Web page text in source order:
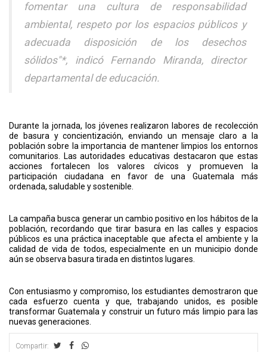
fomentar una cultura de responsabilidad
ambiental, respeto por los espacios públicos y
adecuada disposición de los desechos
sólidos"*, indicó Fernando Miranda, director
departamental de educación.
Durante la jornada, los jóvenes realizaron labores de recolección
de basura y concientización, enviando un mensaje claro a la
población sobre la importancia de mantener limpios los entornos
comunitarios. Las autoridades educativas destacaron que estas
acciones fortalecen los valores cívicos y promueven la
participación ciudadana en favor de una Guatemala más
ordenada, saludable y sostenible.
La campaña busca generar un cambio positivo en los hábitos de la
población, recordando que tirar basura en las calles y espacios
públicos es una práctica inaceptable que afecta el ambiente y la
calidad de vida de todos, especialmente en un municipio donde
aún se observa basura tirada en distintos lugares.
Con entusiasmo y compromiso, los estudiantes demostraron que
cada esfuerzo cuenta y que, trabajando unidos, es posible
transformar Guatemala y construir un futuro más limpio para las
nuevas generaciones.
Compartir: